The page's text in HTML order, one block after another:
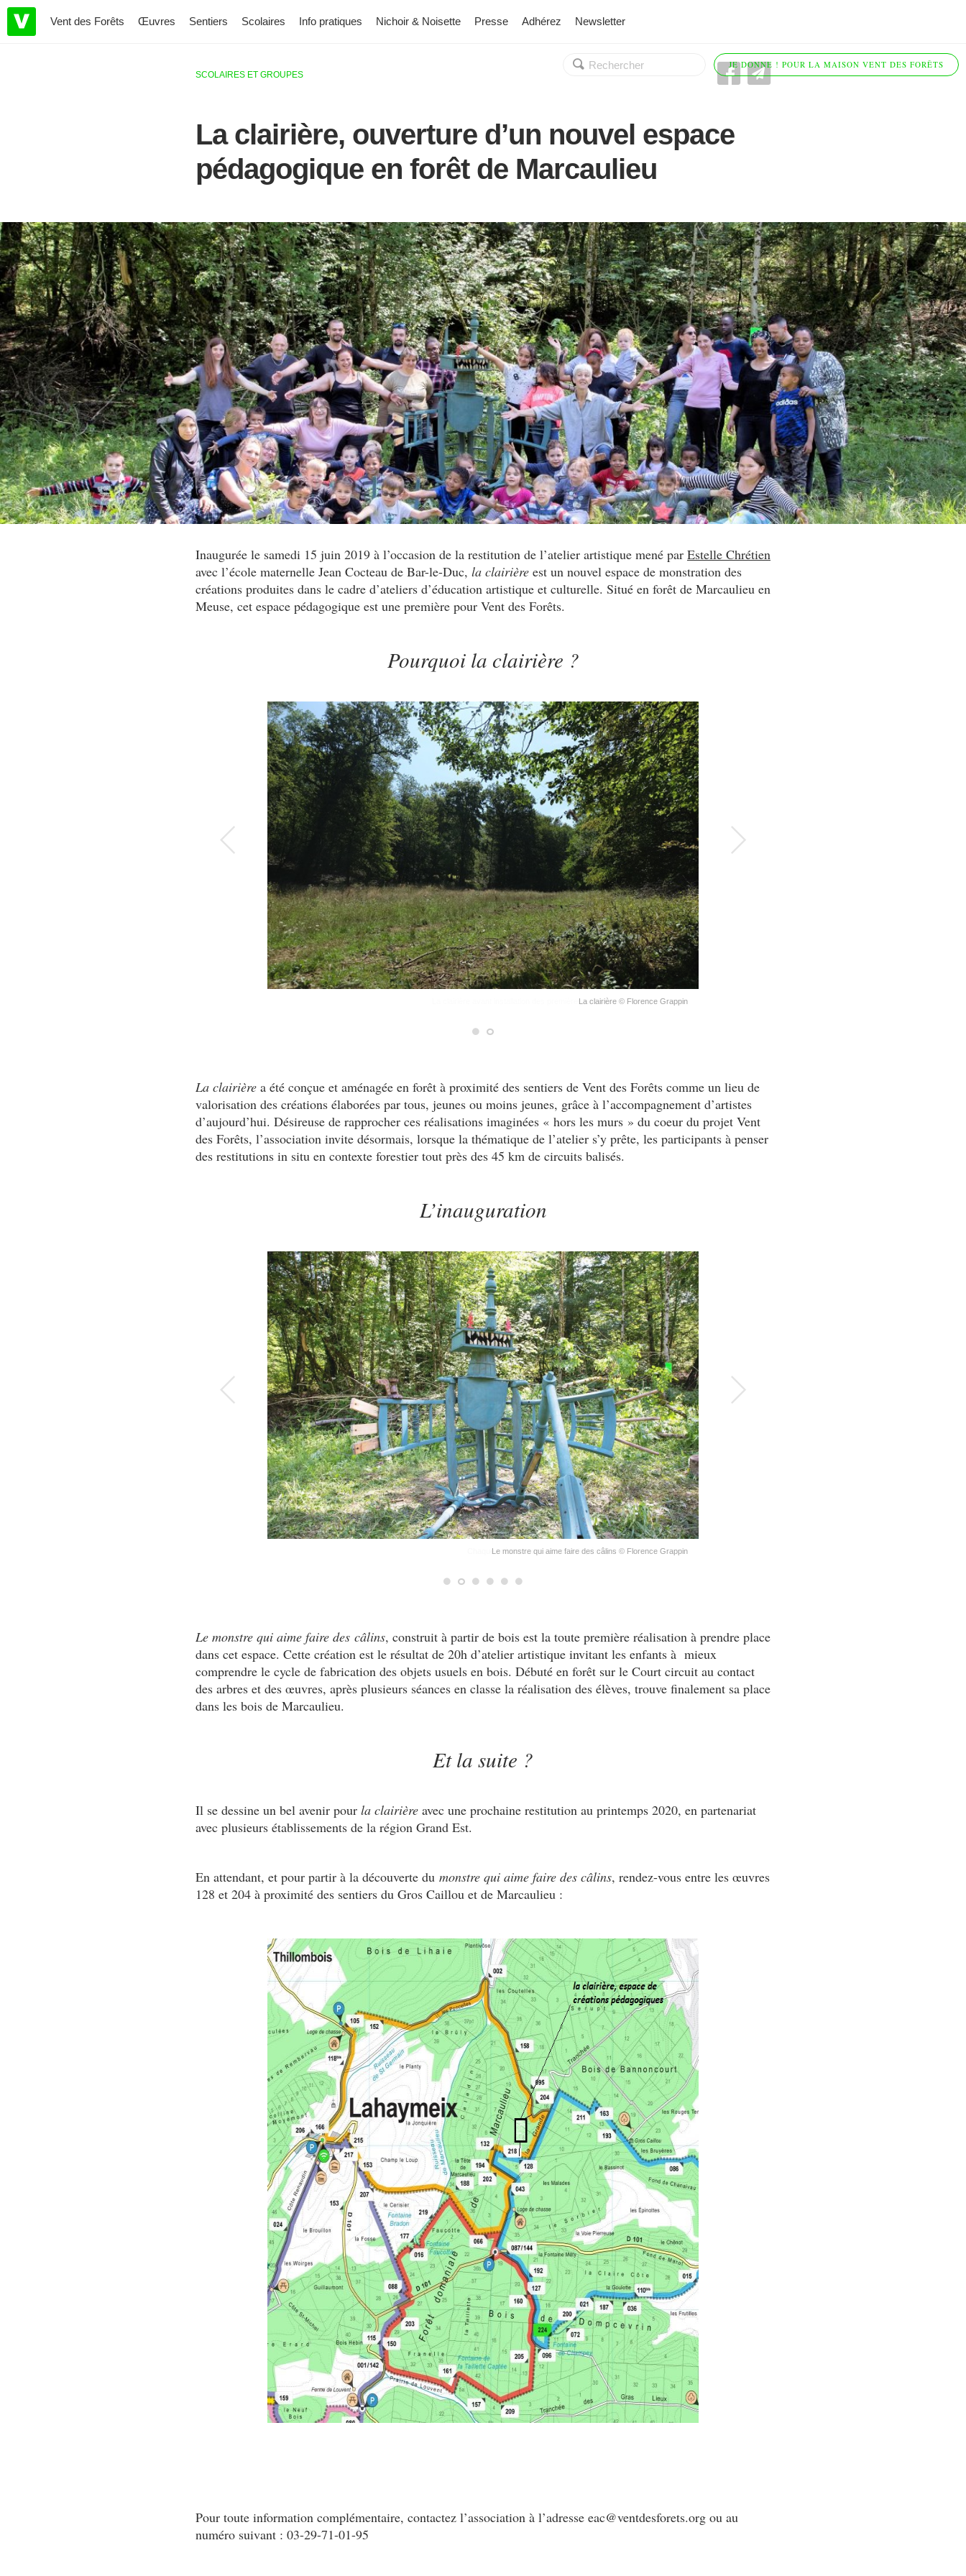
Vent des Forêts Œuvres Sentiers Scolaires Info pratiques Nichoir & Noisette Presse Adhérez Newsletter
Rechercher :
OK
JE DONNE ! POUR LA MAISON VENT DES FORÊTS
SCOLAIRES ET GROUPES
La clairière, ouverture d’un nouvel espace
pédagogique en forêt de Marcaulieu
Inaugurée le samedi 15 juin 2019 à l’occasion de la restitution de l’atelier artistique mené par Estelle Chrétien
avec l’école maternelle Jean Cocteau de Bar-le-Duc, la clairière est un nouvel espace de monstration des
créations produites dans le cadre d’ateliers d’éducation artistique et culturelle. Situé en forêt de Marcaulieu en
Meuse, cet espace pédagogique est une première pour Vent des Forêts.
Pourquoi la clairière ?
Précédent
La clairière © Florence Grappin
La clairière a été conçue et aménagée en forêt à proximité des sentiers de Vent des Forêts comme un lieu de
valorisation des créations élaborées par tous, jeunes ou moins jeunes, grâce à l’accompagnement d’artistes
d’aujourd’hui. Désireuse de rapprocher ces réalisations imaginées « hors les murs » du coeur du projet Vent
des Forêts, l’association invite désormais, lorsque la thématique de l’atelier s’y prête, les participants à penser
des restitutions in situ en contexte forestier tout près des 45 km de circuits balisés.
L’inauguration
Précédent
Le monstre qui aime faire des câlins © Florence Grappin
Le monstre qui aime faire des câlins, construit à partir de bois est la toute première réalisation à prendre place
dans cet espace. Cette création est le résultat de 20h d’atelier artistique invitant les enfants à mieux
comprendre le cycle de fabrication des objets usuels en bois. Débuté en forêt sur le Court circuit au contact
des arbres et des œuvres, après plusieurs séances en classe la réalisation des élèves, trouve finalement sa place
dans les bois de Marcaulieu.
Et la suite ?
Il se dessine un bel avenir pour la clairière avec une prochaine restitution au printemps 2020, en partenariat
avec plusieurs établissements de la région Grand Est.
En attendant, et pour partir à la découverte du monstre qui aime faire des câlins, rendez-vous entre les œuvres
128 et 204 à proximité des sentiers du Gros Caillou et de Marcaulieu :
Pour toute information complémentaire, contactez l’association à l’adresse eac@ventdesforets.org ou au
numéro suivant : 03-29-71-01-95